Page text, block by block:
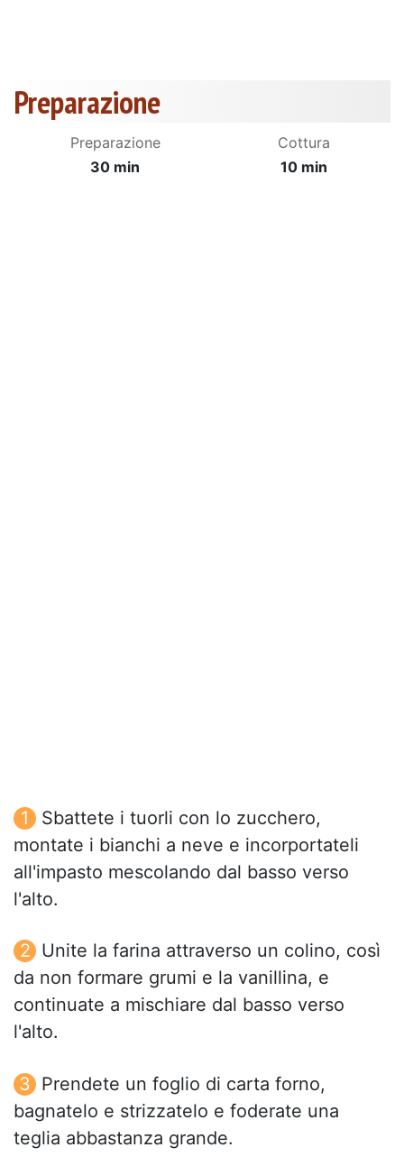
Preparazione
Preparazione
30 min
Cottura
10 min
Sbattete i tuorli con lo zucchero,
montate i bianchi a neve e incorportateli
all'impasto mescolando dal basso verso
l'alto.
Unite la farina attraverso un colino, così
da non formare grumi e la vanillina, e
continuate a mischiare dal basso verso
l'alto.
Prendete un foglio di carta forno,
bagnatelo e strizzatelo e foderate una
teglia abbastanza grande.